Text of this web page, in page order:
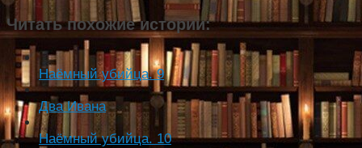
Читать похожие истории:
Наёмный убийца. 9
Два Ивана
Наёмный убийца. 10